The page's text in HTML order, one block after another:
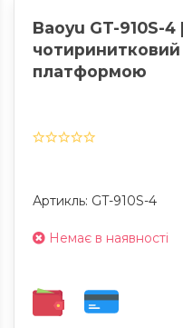
Baoyu GT-910S-
платформою
Артикль: GT-910S-4
Немає в наявності